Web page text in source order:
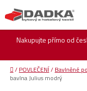
na
obsah
Nakupujte přímo od
Domů
/ POVLEČENÍ/ Bavlněné
bavlna Julius modrý